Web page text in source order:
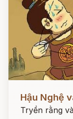
Hậu Nghệ
Tryền rằng